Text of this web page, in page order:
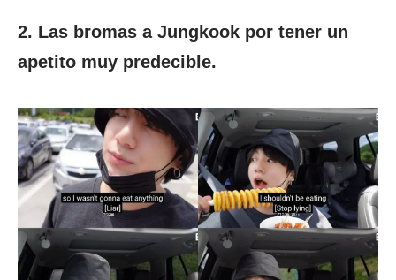
2. Las bromas a Jungkook por tener un
apetito muy predecible.